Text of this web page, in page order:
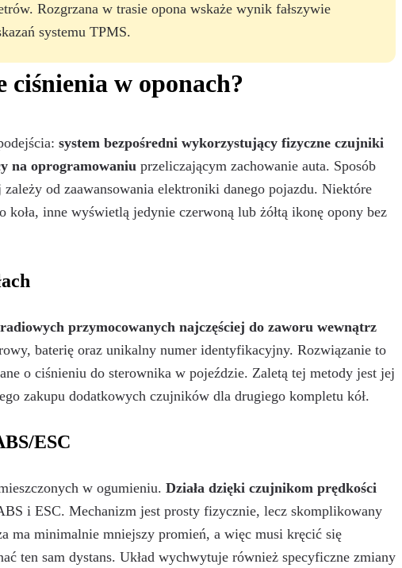
Rozgrzana w trasie opona wskaże wynik fałszywie
systemu TPMS.
ciśnienia w oponach?
system bezpośredni wykorzystujący fizyczne czujniki
na oprogramowaniu przeliczającym zachowanie auta. Sposób
od zaawansowania elektroniki danego pojazdu. Niektóre
koła, inne wyświetlą jedynie czerwoną lub żółtą ikonę opony bez
przymocowanych najczęściej do zaworu wewnątrz
baterię oraz unikalny numer identyfikacyjny. Rozwiązanie to
o ciśnieniu do sterownika w pojeździe. Zaletą tej metody jest jej
zakupu dodatkowych czujników dla drugiego kompletu kół.
ESC
w ogumieniu. Działa dzięki czujnikom prędkości
i ESC. Mechanizm jest prosty fizycznie, lecz skomplikowany
ma minimalnie mniejszy promień, a więc musi kręcić się
ten sam dystans. Układ wychwytuje również specyficzne zmiany